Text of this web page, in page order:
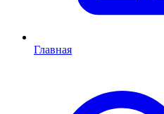
Главная